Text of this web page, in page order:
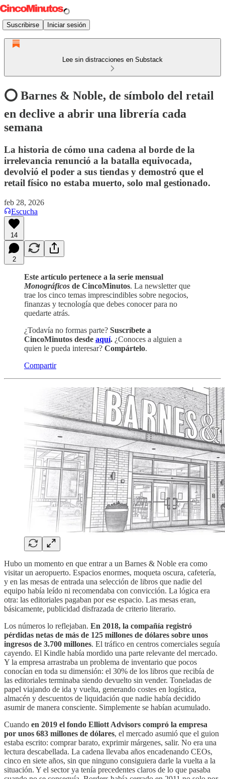
Suscribirse Iniciar sesión
Lee sin distracciones en Substack
⭕️ Barnes & Noble, de símbolo del retail
en declive a abrir una librería cada
semana
La historia de cómo una cadena al borde de la
irrelevancia renunció a la batalla equivocada,
devolvió el poder a sus tiendas y demostró que el
retail físico no estaba muerto, solo mal gestionado.
feb 28, 2026
Escucha
14
2
Este artículo pertenece a la serie mensual
Monográficos de CincoMinutos. La newsletter que
trae los cinco temas imprescindibles sobre negocios,
finanzas y tecnología que debes conocer para no
quedarte atrás.
¿Todavía no formas parte? Suscríbete a
CincoMinutos desde aquí. ¿Conoces a alguien a
quien le pueda interesar? Compártelo.
Compartir
Hubo un momento en que entrar a un Barnes & Noble era como
visitar un aeropuerto. Espacios enormes, moqueta oscura, cafetería,
y en las mesas de entrada una selección de libros que nadie del
equipo había leído ni recomendaba con convicción. La lógica era
otra: las editoriales pagaban por ese espacio. Las mesas eran,
básicamente, publicidad disfrazada de criterio literario.
Los números lo reflejaban. En 2018, la compañía registró
pérdidas netas de más de 125 millones de dólares sobre unos
ingresos de 3.700 millones. El tráfico en centros comerciales seguía
cayendo. El Kindle había mordido una parte relevante del mercado.
Y la empresa arrastraba un problema de inventario que pocos
conocían en toda su dimensión: el 30% de los libros que recibía de
las editoriales terminaba siendo devuelto sin vender. Toneladas de
papel viajando de ida y vuelta, generando costes en logística,
almacén y descuentos de liquidación que nadie había decidido
asumir de manera consciente. Simplemente se habían acumulado.
Cuando en 2019 el fondo Elliott Advisors compró la empresa
por unos 683 millones de dólares, el mercado asumió que el guion
estaba escrito: comprar barato, exprimir márgenes, salir. No era una
lectura descabellada. La cadena llevaba años encadenando CEOs,
cinco en siete años, sin que ninguno consiguiera darle la vuelta a la
situación. Y el sector ya tenía precedentes claros de lo que pasaba